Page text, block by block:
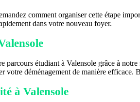
comment organiser cette étape
dans votre nouveau foyer.
parcours étudiant à Valensole grâce à
votre déménagement de manière
à Valensole